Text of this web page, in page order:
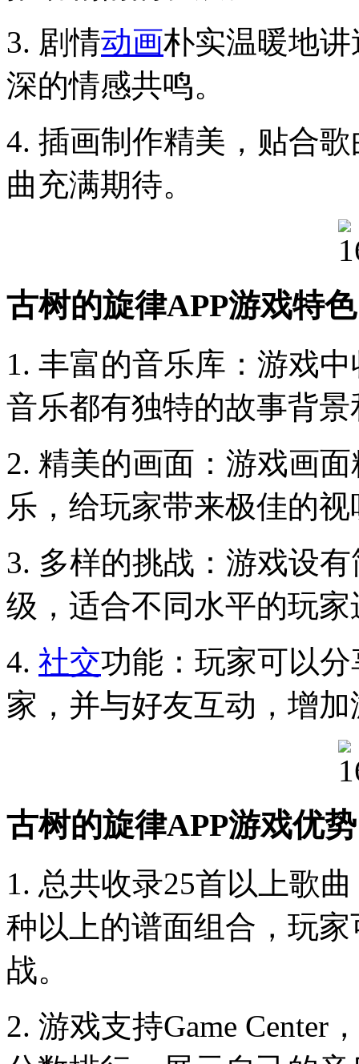
3. 剧情动画朴实温暖地
深的情感共鸣。
4. 插画制作精美，贴合
曲充满期待。
古树的旋律APP游戏特
1. 丰富的音乐库：游戏
音乐都有独特的故事背
2. 精美的画面：游戏画
乐，给玩家带来极佳的
3. 多样的挑战：游戏设
级，适合不同水平的玩
4. 社交功能：玩家可以
家，并与好友互动，增
古树的旋律APP游戏优
1. 总共收录25首以上歌
种以上的谱面组合，玩
战。
2. 游戏支持Game Center